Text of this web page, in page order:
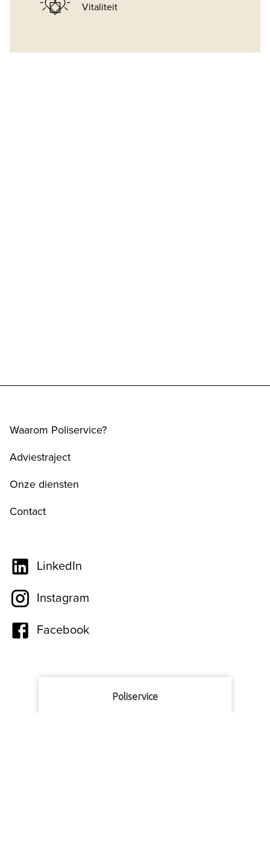
Vitaliteit
Waarom Poliservice?
Adviestraject
Onze diensten
Contact
LinkedIn
Instagram
Facebook
Poliservice